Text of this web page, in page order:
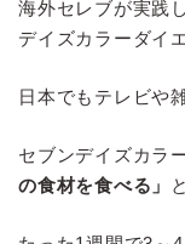
海外セレブが実践
デイズカラーダイ
日本でもテレビや
セブンデイズカラ
の食材を食べる」